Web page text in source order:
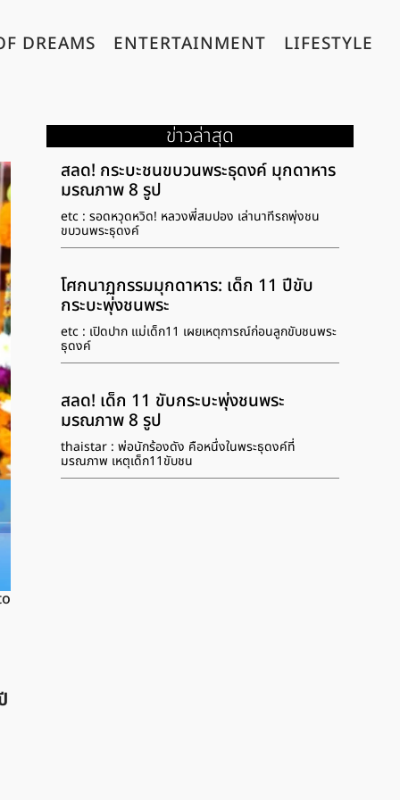
DREAMS ENTERTAINMENT LIFESTYLE
ข่าวล่าสุด
สลด! กระบะชนขบวนพระธุดงค์ มุกดาหาร
มรณภาพ 8 รูป
etc : รอดหวุดหวิด! หลวงพี่สมปอง เล่านาทีรถพุ่งชน
ขบวนพระธุดงค์
โศกนาฏกรรมมุกดาหาร: เด็ก 11 ปีขับ
กระบะพุ่งชนพระ
etc : เปิดปาก แม่เด็ก11 เผยเหตุการณ์ก่อนลูกขับชนพระ
ธุดงค์
สลด! เด็ก 11 ขับกระบะพุ่งชนพระ
มรณภาพ 8 รูป
thaistar : พ่อนักร้องดัง คือหนึ่งในพระธุดงค์ที่
มรณภาพ เหตุเด็ก11ขับชน